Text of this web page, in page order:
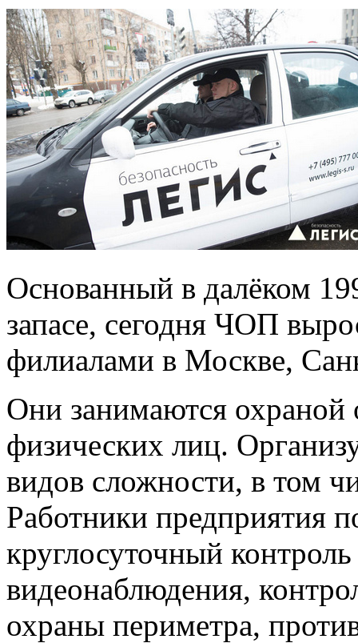
Основанный в далёком
запасе, сегодня ЧОП
филиалами в Москве,
Они занимаются охраной
физических лиц.
видов сложности, в том
Работники предприятия
круглосуточный
видеонаблюдения,
охраны периметра,